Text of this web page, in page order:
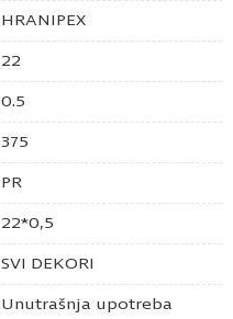
HRANIPEX
22
0.5
375
PR
22*0,5
SVI DEKORI
Unutrašnja upotreba